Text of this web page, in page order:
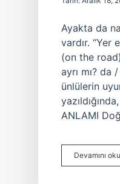
Ayakta da
vardır. “Yer
(on the
ayrı mı? da
ünlülerin
ANLAMI
Devamını